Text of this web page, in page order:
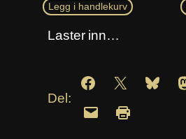
Legg i handlekurv
Laster inn…
Del: